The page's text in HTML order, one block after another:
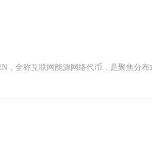
，全称互联网能源网络代币，是聚焦分布